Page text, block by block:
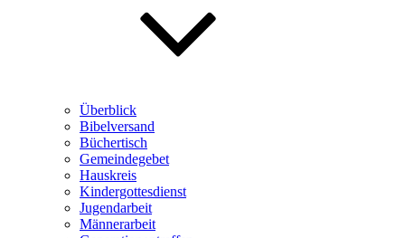
Überblick
Bibelversand
Büchertisch
Gemeindegebet
Hauskreis
Kindergottesdienst
Jugendarbeit
Männerarbeit